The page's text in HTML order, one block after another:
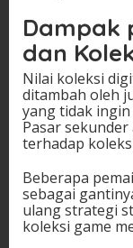
Dampak
dan
Nilai koleksi
ditambah oleh
yang tidak
Pasar
terhadap
Beberapa
sebagai
ulang strategi
koleksi game